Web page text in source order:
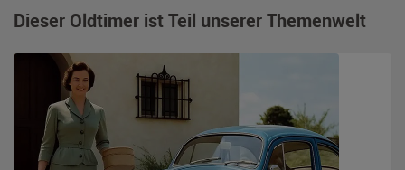
Dieser Oldtimer ist Teil unserer Themenwelt